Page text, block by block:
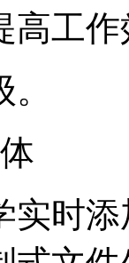
高工
实时